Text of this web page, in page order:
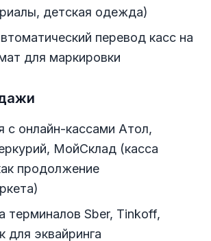
детская одежда)
перевод касс на
для маркировки
с онлайн-кассами Атол,
МойСклад (касса
продолжение
терминалов Sber, Tinkoff,
для эквайринга